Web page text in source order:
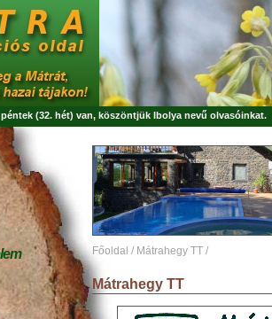
(32. hét) van, köszöntjük Ibolya nevű olvasóinkat.
Főoldal / Mátrahegy TT /
Mátrahegy TT